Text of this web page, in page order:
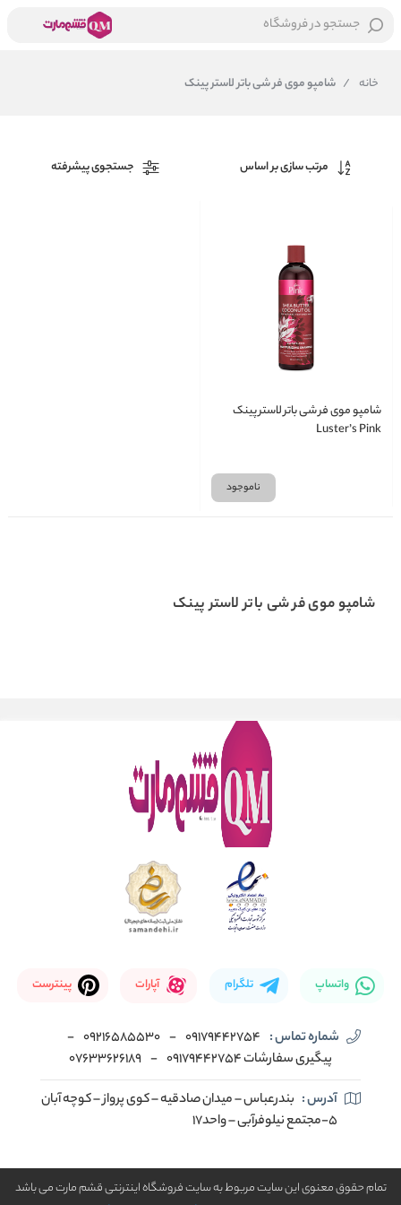
جستجو در فروشگاه
خانه / شامپو موی فر شی باتر لاستر پینک
مرتب سازی بر اساس جستجوی پیشرفته
شامپو موی فر شی باتر لاستر پینک
Luster’s Pink
ناموجود
شامپو موی فر شی باتر لاستر پینک
واتساپ تلگرام آپارات پینترست
شماره تماس : 09179442754
-
09216585530
-
پیگیری سفارشات 09179442754
-
07633626189
آدرس : بندرعباس – میدان صادقیه – کوی پرواز – کوچه آبان
5-مجتمع نیلوفرآبی – واحد17
تمام حقوق معنوی این سایت مربوط به سایت فروشگاه اینترنتی قشم مارت می باشد